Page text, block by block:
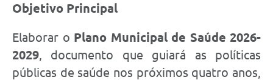
Objetivo Principal
Elaborar o Plano Municipal de Saúde 2026-
2029 , documento que guiará as políticas
públicas de saúde nos próximos quatro anos,